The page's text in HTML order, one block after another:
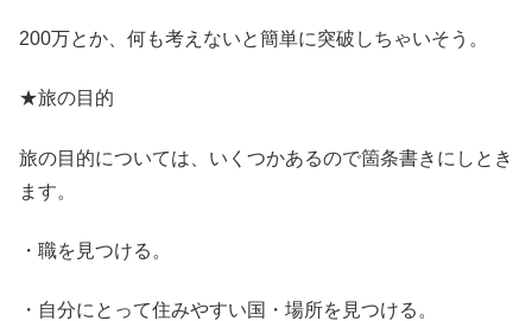
200万とか、何も考えないと簡単に突破しちゃいそう。
★旅の目的
旅の目的については、いくつかあるので箇条書きにしとき
ます。
・職を見つける。
・自分にとって住みやすい国・場所を見つける。